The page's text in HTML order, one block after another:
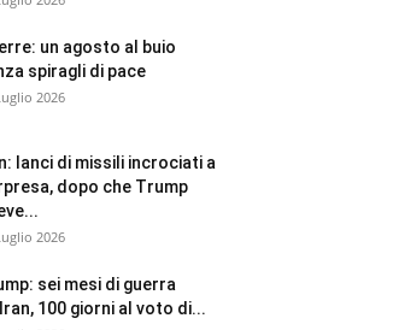
un agosto al buio
spiragli di pace
2026
lanci di missili incrociati a
dopo che Trump
2026
sei mesi di guerra
100 giorni al voto di...